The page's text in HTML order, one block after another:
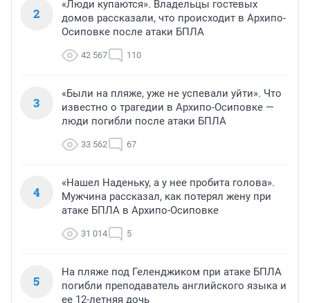
2
«Люди купаются». Владельцы гостевых
домов рассказали, что происходит в Архипо-
Осиповке после атаки БПЛА
42 567 110
3
«Были на пляже, уже не успевали уйти». Что
известно о трагедии в Архипо-Осиповке —
люди погибли после атаки БПЛА
33 562 67
4
«Нашел Наденьку, а у нее пробита голова».
Мужчина рассказал, как потерял жену при
атаке БПЛА в Архипо-Осиповке
31 014 5
5
На пляже под Геленджиком при атаке БПЛА
погибли преподаватель английского языка и
ее 12-летняя дочь